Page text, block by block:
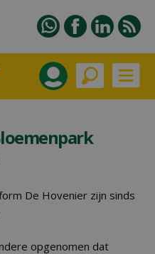
De Hovenier zijn sinds
opgenomen dat